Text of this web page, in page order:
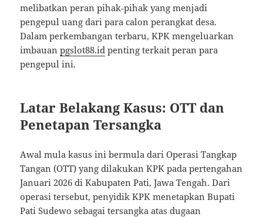
melibatkan peran pihak‑pihak yang menjadi
pengepul uang dari para calon perangkat desa.
Dalam perkembangan terbaru, KPK mengeluarkan
imbauanpgslot88.id penting terkait peran para
pengepul ini.
Latar Belakang Kasus: OTT dan
Penetapan Tersangka
Awal mula kasus ini bermula dari Operasi Tangkap
Tangan (OTT) yang dilakukan KPK pada pertengahan
Januari 2026 di Kabupaten Pati, Jawa Tengah. Dari
operasi tersebut, penyidik KPK menetapkan Bupati
Pati Sudewo sebagai tersangka atas dugaan